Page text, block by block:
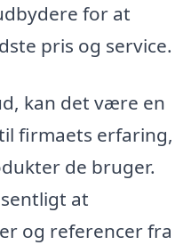
for at
pris og service.
kan det være en
firmaets erfaring,
de bruger.
at
og referencer fra